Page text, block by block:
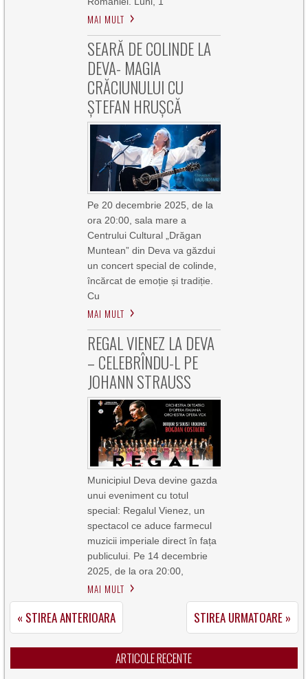
MAI MULT
SEARĂ DE COLINDE LA
DEVA- MAGIA
CRĂCIUNULUI CU
ȘTEFAN HRUȘCĂ
Pe 20 decembrie 2025, de la
ora 20:00, sala mare a
Centrului Cultural „Drăgan
Muntean” din Deva va găzdui
un concert special de colinde,
încărcat de emoție și tradiție.
Cu
MAI MULT
REGAL VIENEZ LA DEVA
– CELEBRÎNDU-L PE
JOHANN STRAUSS
Municipiul Deva devine gazda
unui eveniment cu totul
special: Regalul Vienez, un
spectacol ce aduce farmecul
muzicii imperiale direct în fața
publicului. Pe 14 decembrie
2025, de la ora 20:00,
MAI MULT
« STIREA ANTERIOARA STIREA URMATOARE »
ARTICOLE RECENTE